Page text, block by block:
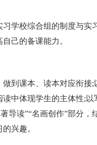
学校综合组的制度与实
己的备课能力。
到课本、读本对应衔接;
中体现学生的主体性;
导读”“名画创作”部分，
兴趣。